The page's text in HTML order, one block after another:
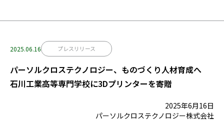
2025.06.16 プレスリリース
パーソルクロステクノロジー、ものづくり人材育成へ
石川工業高等専門学校に3Dプリンターを寄贈
2025年6月16日
パーソルクロステクノロジー株式会社